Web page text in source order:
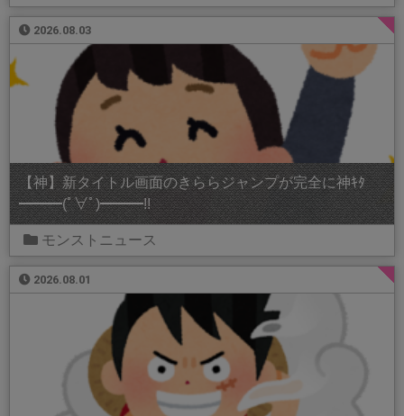
2026.08.03
【神】新タイトル画面のきららジャンプが完全に神ｷﾀ
━━━(ﾟ∀ﾟ)━━━!!
モンストニュース
2026.08.01